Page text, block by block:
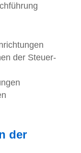
der Steuer-
der